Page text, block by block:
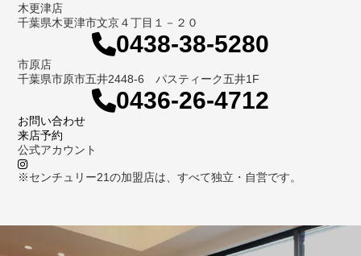
木更津店
千葉県木更津市文京４丁目１－２０
0438-38-5280
市原店
千葉県市原市五井2448-6 パスティーク五井1F
0436-26-4712
お問い合わせ
来店予約
公式アカウント
※センチュリー21の加盟店は、すべて独立・自営です。